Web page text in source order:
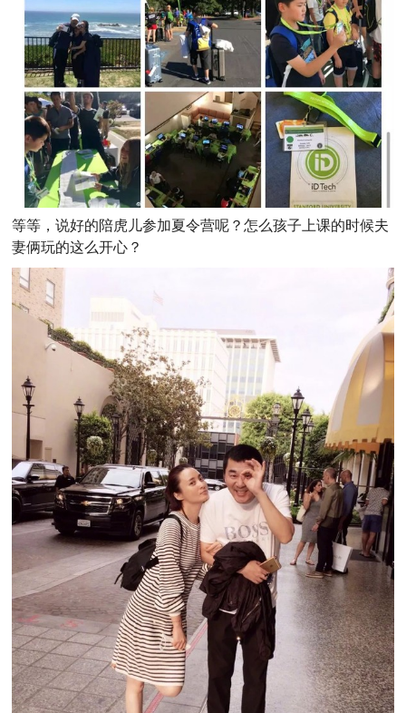
等等，说好的陪虎儿参加夏令营呢？怎么孩子上课的时候夫
妻俩玩的这么开心？